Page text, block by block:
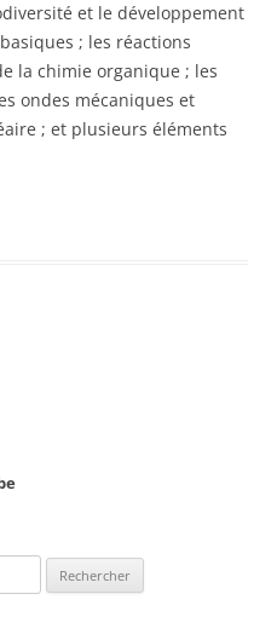
et le développement
; les réactions
la chimie organique ; les
ondes mécaniques et
; et plusieurs éléments